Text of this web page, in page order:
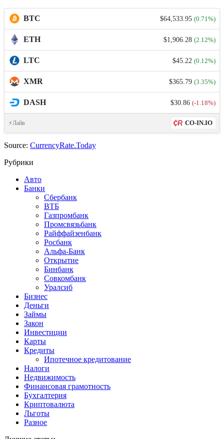
BTC $64,533.95 (0.71%)
ETH $1,906.28 (2.12%)
LTC $45.22 (0.12%)
XMR $365.79 (3.35%)
DASH $30.86 (-1.18%)
⚡Лайв CO-IN.IO
Source: CurrencyRate.Today
Рубрики
Авто
Банки
Сбербанк
ВТБ
Газпромбанк
Промсвязьбанк
Райффайзенбанк
Росбанк
Альфа-Банк
Открытие
Бинбанк
Совкомбанк
Уралсиб
Бизнес
Деньги
Займы
Закон
Инвестиции
Карты
Кредиты
Ипотечное кредитование
Налоги
Недвижимость
Финансовая грамотность
Бухгалтерия
Криптовалюта
Льготы
Разное